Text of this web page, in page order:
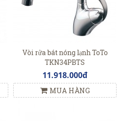
Vòi rửa bát nóng lạnh ToTo
TKN34PBTS
11.918.000đ
MUA HÀNG